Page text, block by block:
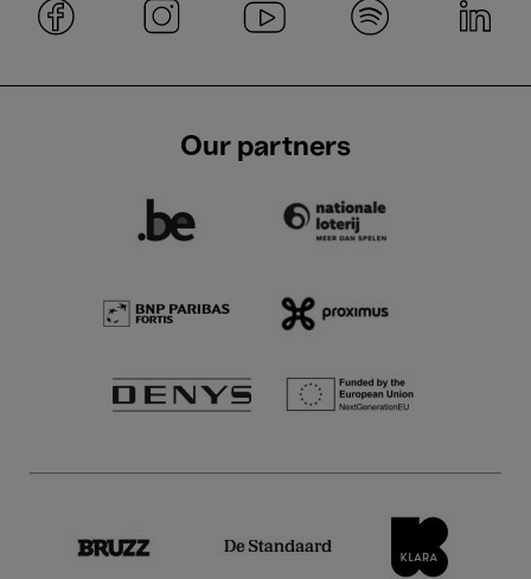
Our partners